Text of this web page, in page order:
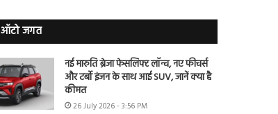
ऑटो जगत
नई मारुति ब्रेजा फेसलिफ्ट लॉन्च, नए फीचर्स
और टर्बो इंजन के साथ आई SUV, जानें क्या है
कीमत
26 July 2026 - 3:56 PM